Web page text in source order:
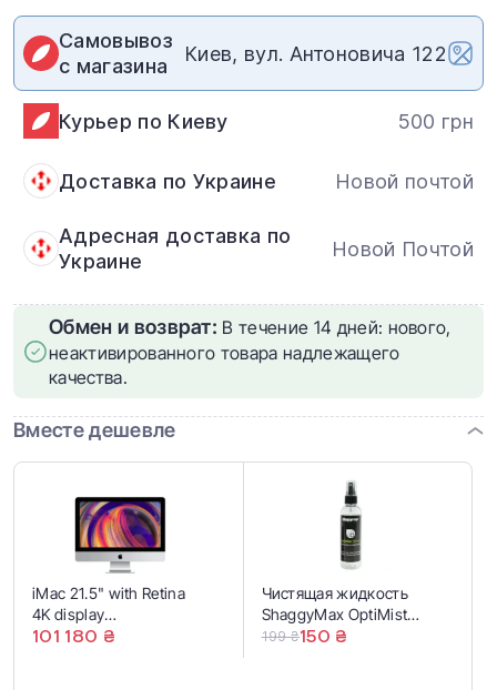
Самовывоз
с магазина
Киев, вул. Антоновича 122
Курьер по Киеву 500 грн
Доставка по Украине Новой почтой
Адресная доставка по
Украине
Новой Почтой
Обмен и возврат: В течение 14 дней: нового,
неактивированного товара надлежащего
качества.
Вместе дешевле
iMac 21.5" with Retina
4K display
(Z0VX000BQ/MRT335)
101 180 ₴
Чистящая жидкость
ShaggyMax OptiMist
Prime Pro Optical Screen
199 ₴150 ₴